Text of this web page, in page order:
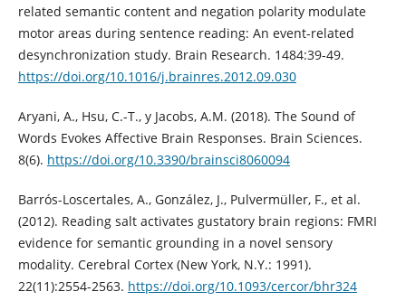
related semantic content and negation polarity modulate
motor areas during sentence reading: An event-related
desynchronization study. Brain Research. 1484:39-49.
https://doi.org/10.1016/j.brainres.2012.09.030
Aryani, A., Hsu, C.-T., y Jacobs, A.M. (2018). The Sound of
Words Evokes Affective Brain Responses. Brain Sciences.
8(6). https://doi.org/10.3390/brainsci8060094
Barrós-Loscertales, A., González, J., Pulvermüller, F., et al.
(2012). Reading salt activates gustatory brain regions: FMRI
evidence for semantic grounding in a novel sensory
modality. Cerebral Cortex (New York, N.Y.: 1991).
22(11):2554-2563. https://doi.org/10.1093/cercor/bhr324